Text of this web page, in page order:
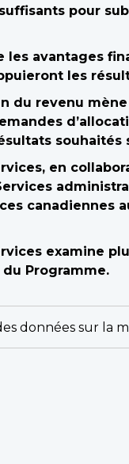
pour
avantages
les
du revenu
souhaités
en
canadiennes
examine
Programme.
données sur la